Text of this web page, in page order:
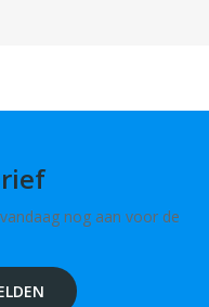
nog aan voor de